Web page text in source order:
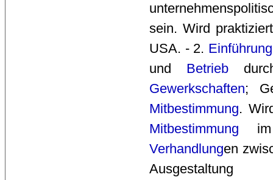
sein. Wird
USA. - 2. Einführung
und Betrieb
Gewerkschaften;
Mitbestimmung.
Mitbestimmung im
Verhandlungen